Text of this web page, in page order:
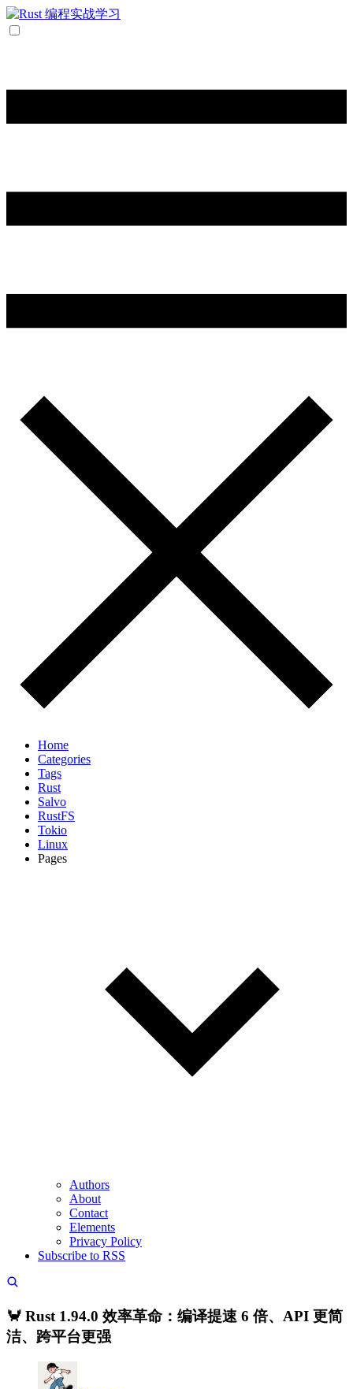
Home
Categories
Tags
Rust
Salvo
RustFS
Tokio
Linux
Pages
Authors
About
Contact
Elements
Privacy Policy
Subscribe to RSS
🦀 Rust 1.94.0 效率革命：编译提速 6 倍、API 更简
洁、跨平台更强